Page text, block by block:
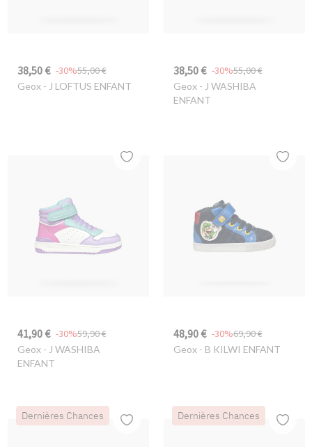
38,50 € 55,00 €
-30%
Geox- J LOFTUS ENFANT
38,50 € 55,00 €
-30%
Geox- J WASHIBA
ENFANT
41,90 € 59,90 €
-30%
Geox- J WASHIBA
ENFANT
48,90 € 69,90 €
-30%
Geox- B KILWI ENFANT
Dernières Chances Dernières Chances